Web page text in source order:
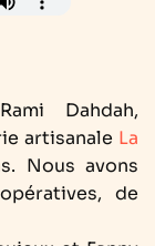
Dahdah,
artisanale La
Nous avons
de